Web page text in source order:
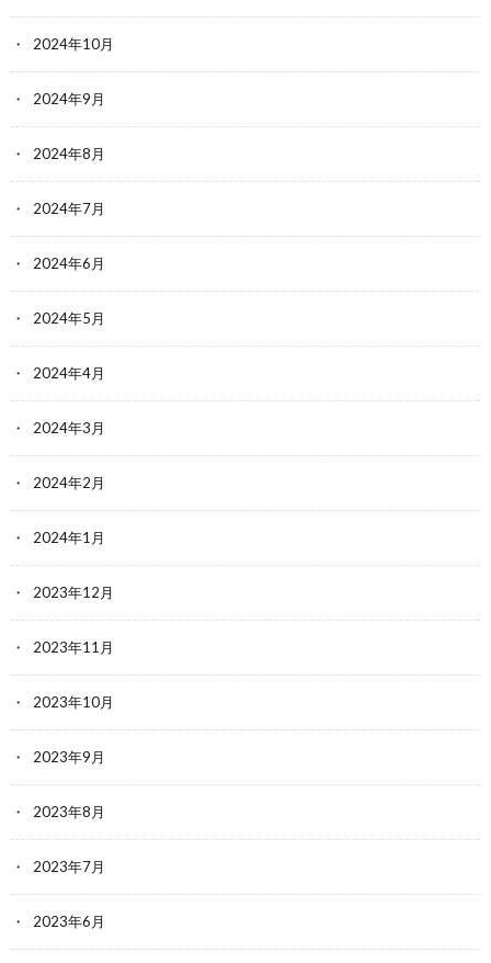
2024年10月
2024年9月
2024年8月
2024年7月
2024年6月
2024年5月
2024年4月
2024年3月
2024年2月
2024年1月
2023年12月
2023年11月
2023年10月
2023年9月
2023年8月
2023年7月
2023年6月